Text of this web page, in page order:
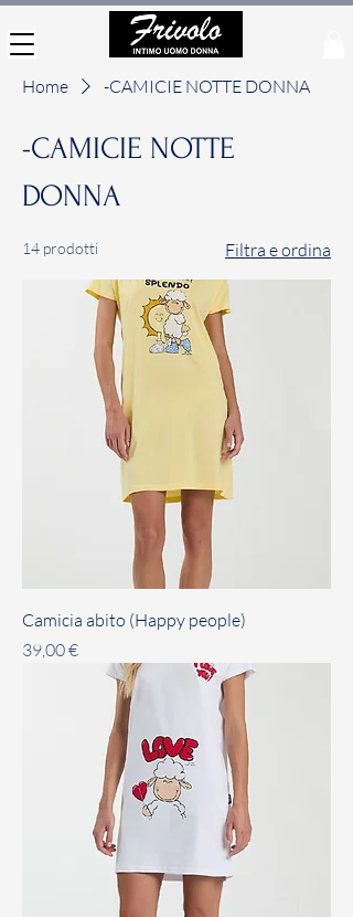
Home -CAMICIE NOTTE DONNA
-CAMICIE NOTTE
DONNA
14 prodotti Filtra e ordina
Camicia abito (Happy people)
Prezzo
39,00 €